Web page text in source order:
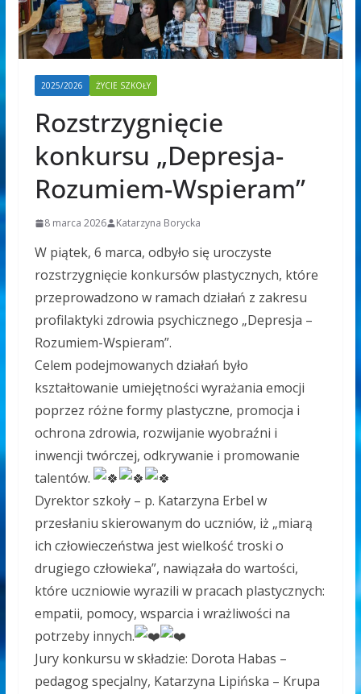
2025/2026 ŻYCIE SZKOŁY
Rozstrzygnięcie
konkursu „Depresja-
Rozumiem-Wspieram”
8 marca 2026 Katarzyna Borycka
W piątek, 6 marca, odbyło się uroczyste
rozstrzygnięcie konkursów plastycznych, które
przeprowadzono w ramach działań z zakresu
profilaktyki zdrowia psychicznego „Depresja –
Rozumiem-Wspieram”.
Celem podejmowanych działań było
kształtowanie umiejętności wyrażania emocji
poprzez różne formy plastyczne, promocja i
ochrona zdrowia, rozwijanie wyobraźni i
inwencji twórczej, odkrywanie i promowanie
talentów.
Dyrektor szkoły – p. Katarzyna Erbel w
przesłaniu skierowanym do uczniów, iż „miarą
ich człowieczeństwa jest wielkość troski o
drugiego człowieka”, nawiązała do wartości,
które uczniowie wyrazili w pracach plastycznych:
empatii, pomocy, wsparcia i wrażliwości na
potrzeby innych.
Jury konkursu w składzie: Dorota Habas –
pedagog specjalny, Katarzyna Lipińska – Krupa